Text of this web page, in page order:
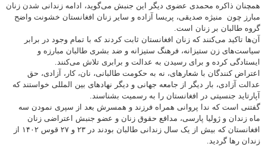
همچنان ذاکره محمدی عضوی دیگر این جنبش می‌گوید، ادامه زندانی شدن زنان
مبارز چون منیژه صدیقی، پریسا آزاده و سایر زنان افغانستان خشونت واضح
گروه طالبان بر زنان است.
آن‌ها تاکید می‌کنند که زنان افغانستان ثابت کردند که با تمام وجود در برابر
سیاست‌های زن‌ ستیزانه، فرهنگ‌ ستیزانه و ضد بشری طالبان مبارزه و
ایستادگی کرده و برای رسیدن به عدالت و برابری تلاش می‌کنند.
اعتراض کنندگان با شعارهای، نه به حکومت طالبانی، نان، کار، آزادی، حق
عدالت آزادی، بار دیگر از جامعه جهانی و دیگر نهاد‌های بین المللی خواستند که
آپارتاید جنسیتی در افغانستان را به رسمیت بشناسند.
گفتنی است که ندا پروانی همراه فرزند و همسرش بعد از سپری نمودن سه
ماه زندان و ژولیا پارسی، مدافع حقوق زنان و عضو جنبش اعتراضی زنان
افغانستان که بیش از یک سال زندانی طالبان بودند در ۲۳ و ۲۷ قوس ۱۴۰۲ از
زندان رها گردید.